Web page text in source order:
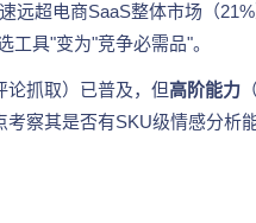
远超电商SaaS整体市场（
具"变为"竞争必需品"。
论抓取）已普及，但高阶能力
察其是否有SKU级情感分析